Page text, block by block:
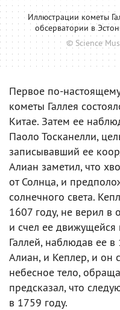
Иллюстрации кометы
обсерватории в
© Science
Первое по-
кометы Галлея
Китае. Затем ее
Паоло Тосканелли,
записывавший ее
Алиан заметил, что
от Солнца, и
солнечного света.
1607 году, не верил в
и счел ее
Галлей, наблюдав ее в
Алиан, и Кеплер, и он
небесное тело,
предсказал, что
в 1759 году.